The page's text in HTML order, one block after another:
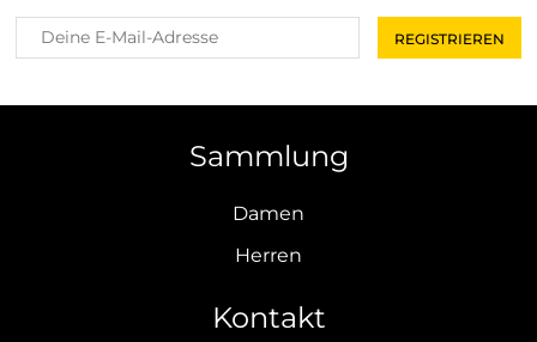
Sammlung
Damen
Herren
Kontakt